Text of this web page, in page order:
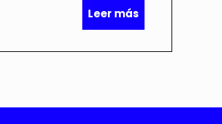
Leer más